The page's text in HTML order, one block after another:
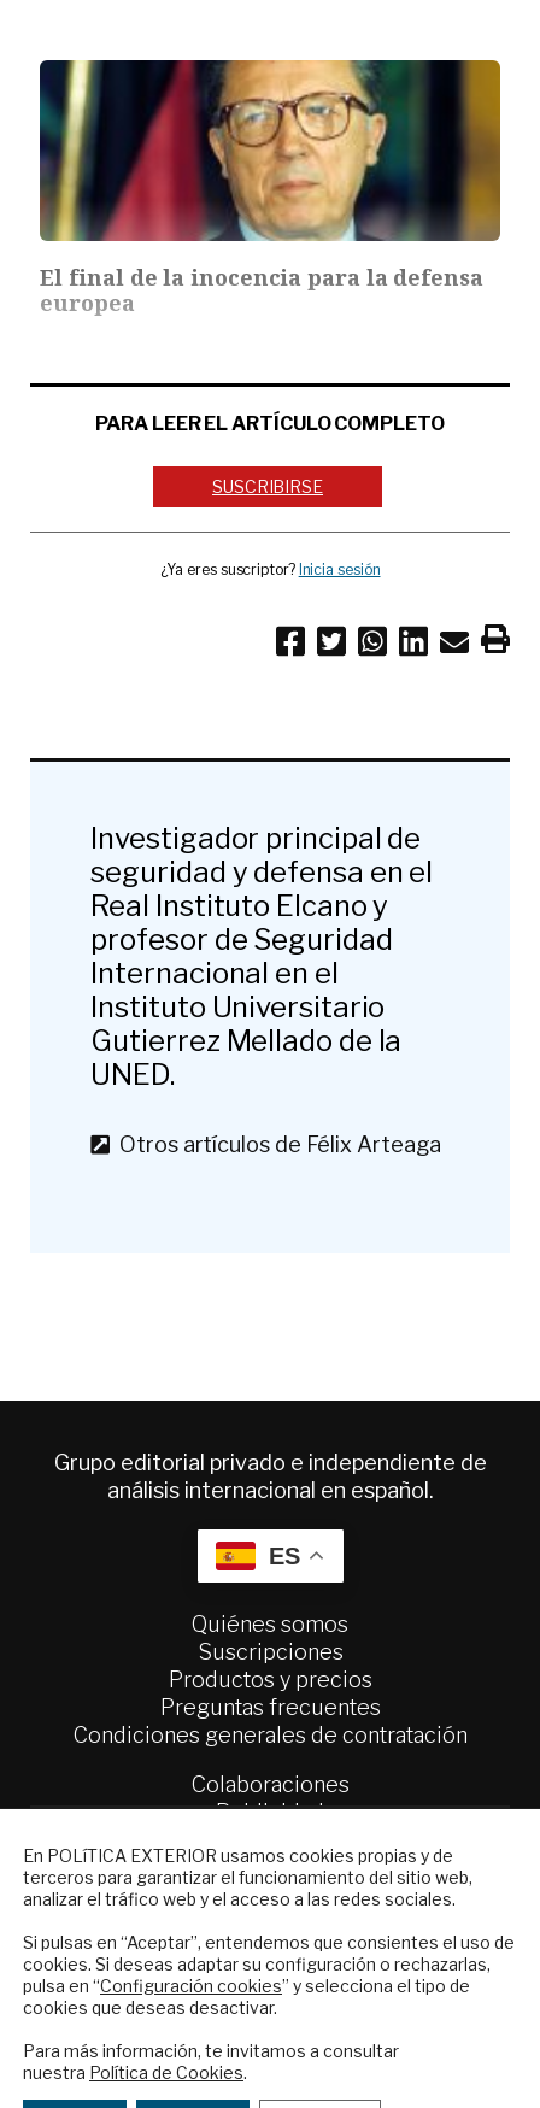
El final de la inocencia para la defensa
europea
PARA LEER EL ARTÍCULO COMPLETO
SUSCRIBIRSE
¿Ya eres suscriptor? Inicia sesión
Investigador principal de
seguridad y defensa en el
Real Instituto Elcano y
profesor de Seguridad
Internacional en el
Instituto Universitario
Gutierrez Mellado de la
UNED.
Otros artículos de Félix Arteaga
Grupo editorial privado e independiente de
análisis internacional en español.
ES
Quiénes somos
Suscripciones
Productos y precios
Preguntas frecuentes
Condiciones generales de contratación
Colaboraciones
Publicidad
Política Exterior
Afkar/Ideas
© 2026 - Fundación Análisis de Política
Exterior. Todos los derechos reservados
Legal|Política de Privacidad y de Cookies
En POLíTICA EXTERIOR usamos cookies propias y de
terceros para garantizar el funcionamiento del sitio web,
analizar el tráfico web y el acceso a las redes sociales.
Si pulsas en “Aceptar”, entendemos que consientes el uso de
cookies. Si deseas adaptar su configuración o rechazarlas,
pulsa en “Configuración cookies” y selecciona el tipo de
cookies que deseas desactivar.
Para más información, te invitamos a consultar
nuestra Política de Cookies.
NEWSLETTER
Suscríbase a nuestro boletín electrónico y
reciba en su correo el mejor análisis
internacional en español.
Checkbox